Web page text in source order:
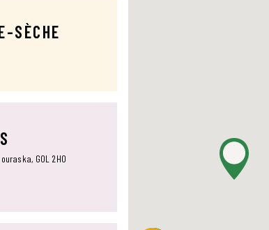
SÈCHE
G0L 2H0